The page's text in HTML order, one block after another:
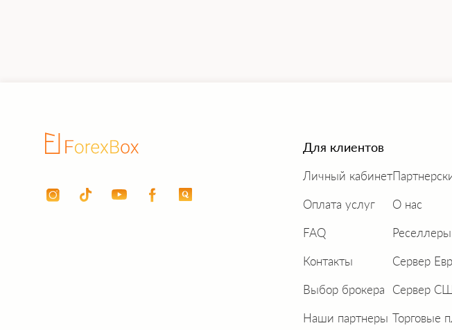
Для клиентов
Личный кабинет
Оплата услуг
FAQ
Контакты
Выбор брокера
Наши партнеры
О нас
Реселлеры
Сервер
Сервер
Торговые